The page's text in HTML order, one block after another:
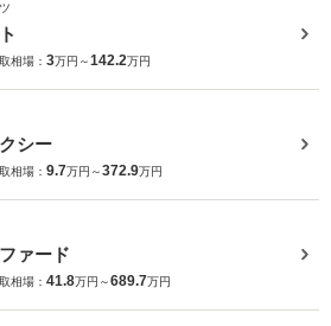
相場： 3万円～142.2万円
シー
相場： 9.7万円～372.9万円
ァード
相場： 41.8万円～689.7万円